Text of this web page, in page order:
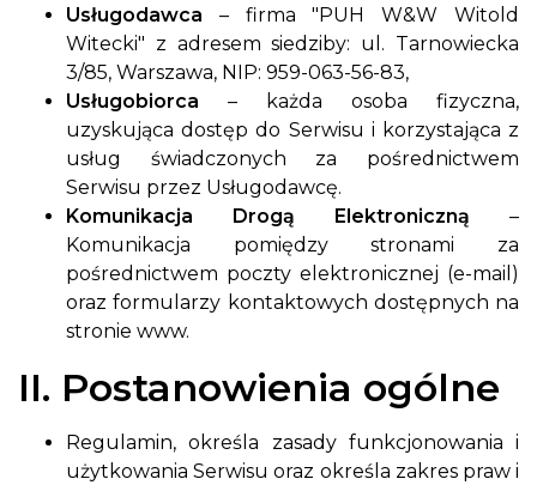
Usługodawca – firma "PUH W&W Witold
Witecki" z adresem siedziby: ul. Tarnowiecka
3/85, Warszawa, NIP: 959-063-56-83,
Usługobiorca – każda osoba fizyczna,
uzyskująca dostęp do Serwisu i korzystająca z
usług świadczonych za pośrednictwem
Serwisu przez Usługodawcę.
Komunikacja Drogą Elektroniczną –
Komunikacja pomiędzy stronami za
pośrednictwem poczty elektronicznej (e-mail)
oraz formularzy kontaktowych dostępnych na
stronie www.
II. Postanowienia ogólne
Regulamin, określa zasady funkcjonowania i
użytkowania Serwisu oraz określa zakres praw i